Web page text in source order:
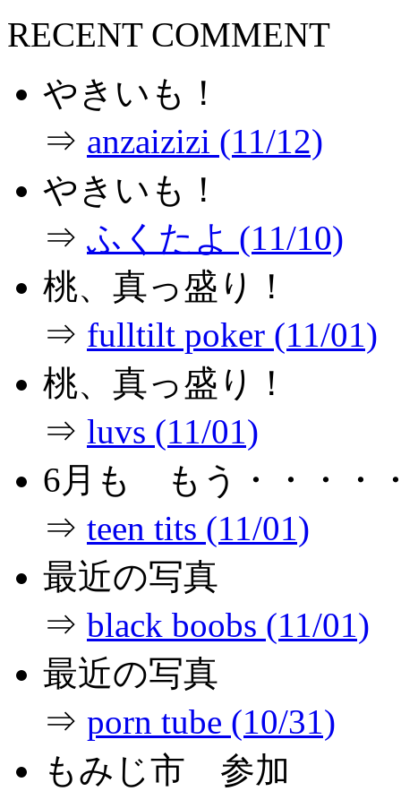
RECENT COMMENT
やきいも！
⇒ anzaizizi (11/12)
やきいも！
⇒ ふくたよ (11/10)
桃、真っ盛り！
⇒ fulltilt poker (11/01)
桃、真っ盛り！
⇒ luvs (11/01)
6月も もう・・・・
⇒ teen tits (11/01)
最近の写真
⇒ black boobs (11/01)
最近の写真
⇒ porn tube (10/31)
もみじ市 参加